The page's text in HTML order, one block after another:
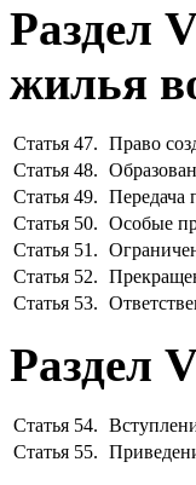
Раздел
жилья
Статья 47. Право
Статья 48.
Статья 49. Передача
Статья 50. Особые
Статья 51.
Статья 52.
Статья 53.
Раздел
Статья 54.
Статья 55.